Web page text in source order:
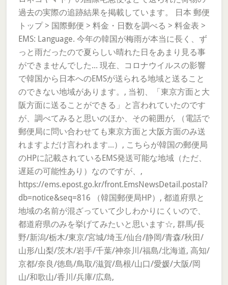
過去の実際の追跡結果を掲載しています。 日本 郵便
トップ > 国際郵便 > 料金・日数を調べる > 料金表 >
EMS: Language. 今年の韓国が梅雨が本当に長く、ず
っと雨だったので夏らしい晴れた日をあまり見る事
ができませんでした... 現在、コロナウイルスの影響
で韓国から日本へのEMSが送られる地域と送ること
のできない地域があります。, 当初、「東京方面と大
阪方面に送ることができる」と言われていたのです
が、調べてみると思いのほか、その範囲が, （電話で
郵便局に問い合わせても東京方面と大阪方面のみ送
れますよだけ言われます...）, こちらが韓国の郵便局
のHPに記載されているEMS発送可能な地域（ただ、
遅延の可能性あり）なのですが、,
https://ems.epost.go.kr/front.EmsNewsDetail.postal?
db=notice&seq=816 （韓国郵便局HP）, 都道府県と
地域の名前が混ざっていて少しわかりにくいので、
都道府県のみを挙げてみたいと思います☆, 群馬/長
野/新潟/栃木/東京/宮城/埼玉/仙台/静岡/青森/秋田/
山形/山梨/茨木/岩手/千葉/神奈川/福島/北海道, 高知/
京都/奈良/徳島/鳥取/滋賀/島根/山口/愛媛/大阪/岡
山/和歌山/香川/兵庫/広島,